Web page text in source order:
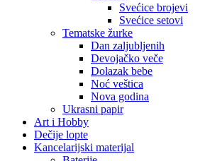
Svećice brojevi
Svećice setovi
Tematske žurke
Dan zaljubljenih
Devojačko veče
Dolazak bebe
Noć veštica
Nova godina
Ukrasni papir
Art i Hobby
Dečije lopte
Kancelarijski materijal